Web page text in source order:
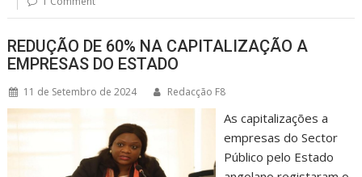
REDUÇÃO DE 60% NA CAPITALIZAÇÃO A
EMPRESAS DO ESTADO
11 de Setembro de 2024 Redacção F8
As capitalizações a
empresas do Sector
Público pelo Estado